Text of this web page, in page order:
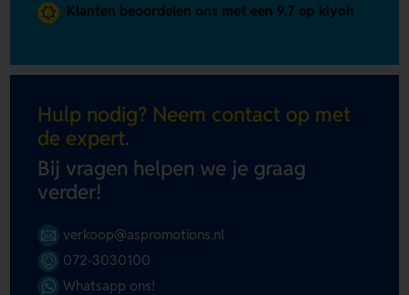
Klanten beoordelen ons met een 9.7 op kiyoh
Hulp nodig? Neem contact op met
de expert.
Bij vragen helpen we je graag
verder!
verkoop@aspromotions.nl
072-3030100
Whatsapp ons!